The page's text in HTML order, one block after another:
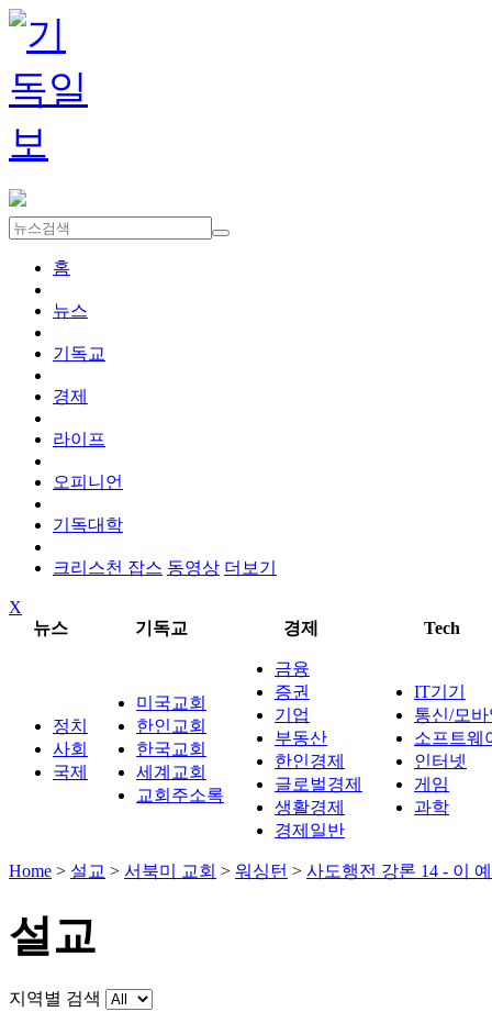
홈
뉴스
기독교
경제
라이프
오피니언
기독대학
크리스천 잡스 동영상 더보기
X
뉴스
기독교 경제 Tech
정치
사회
국제
미국교회
한인교회
한국교회
세계교회
교회주소록
금융
증권
기업
부동산
한인경제
글로벌경제
생활경제
경제일반
IT기기
통신/모
소프트웨
인터넷
게임
과학
Home > 설교 > 서북미 교회 > 워싱턴 > 사도행전 강론 14 - 이
설교
지역별 검색